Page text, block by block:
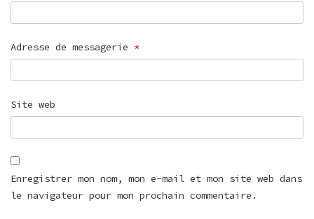
Adresse de messagerie *
Site web
Enregistrer mon nom, mon e-mail et mon site web dans
le navigateur pour mon prochain commentaire.